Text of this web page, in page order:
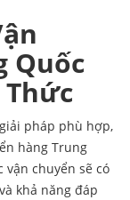
Quốc
pháp phù hợp,
hàng Trung
chuyển sẽ có
khả năng đáp